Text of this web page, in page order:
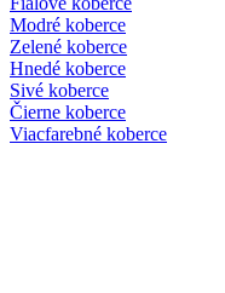
Modré koberce
Zelené koberce
Hnedé koberce
Sivé koberce
Čierne koberce
Viacfarebné koberce